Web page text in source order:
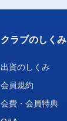
クラブのしくみ
出資のしくみ
会員規約
会費・会員特典